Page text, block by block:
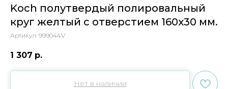
Koch полутвердый полировальный
круг желтый с отверстием 160х30 мм.
Артикул: 999044V
1 307 р.
Нет в наличии